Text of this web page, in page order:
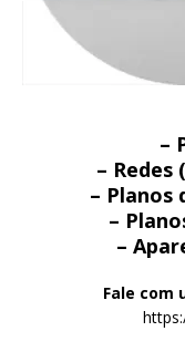
–
– Redes
–
–
–
Fale com